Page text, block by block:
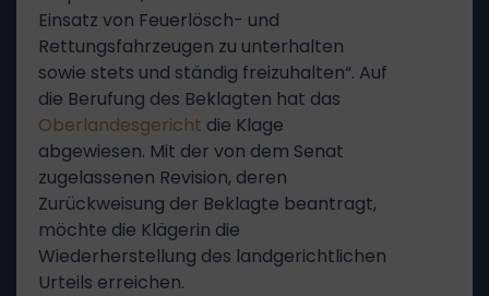
Einsatz von Feuerlösch- und
Rettungsfahrzeugen zu unterhalten
sowie stets und ständig freizuhalten“. Auf
die Berufung des Beklagten hat das
Oberlandesgericht die Klage
abgewiesen. Mit der von dem Senat
zugelassenen Revision, deren
Zurückweisung der Beklagte beantragt,
möchte die Klägerin die
Wiederherstellung des landgerichtlichen
Urteils erreichen.